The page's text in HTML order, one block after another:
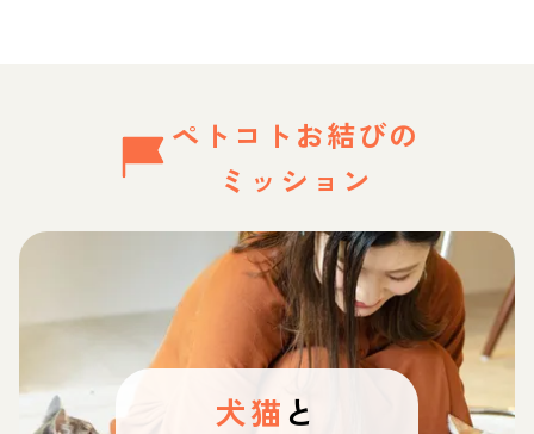
ペトコトお結びの
ミッション
犬猫 と